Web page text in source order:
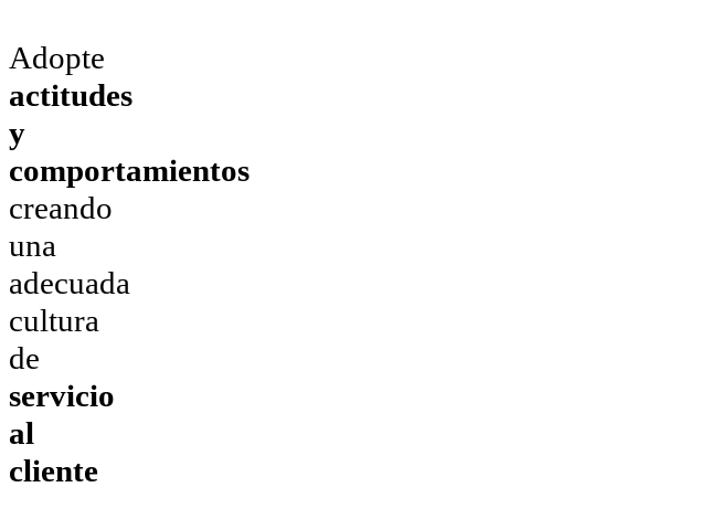
Adopte
actitudes
y
comportamientos
creando
una
adecuada
cultura
de
servicio
al
cliente